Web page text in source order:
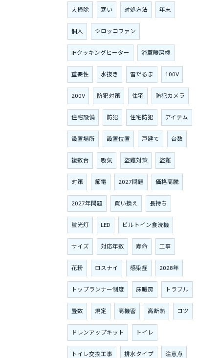
大掃除 寒い 対処方法 年末
個人 シロッコファン
IHクッキングヒーター 浴室暖房機
重要性 水抜き 雪だるま 100V
200V 防犯対策 住宅 防犯カメラ
住宅設備 防犯 住宅防犯 アイテム
設置場所 設置位置 戸建て 台数
複数台 吸気 盗難対策 盗難
対策 節電 2027問題 価格高騰
2027年問題 買い換え 長持ち
蛍光灯 LED ビルトイン食洗機
サイズ 対応年数 寿命 工事
花粉 ロスナイ 感染症 2028年
トップランナー制度 床暖房 トラブル
畳数 規定 高機密 高断熱 コツ
ドレンアップキット トイレ
トイレ交換工事 排水タイプ 注意点